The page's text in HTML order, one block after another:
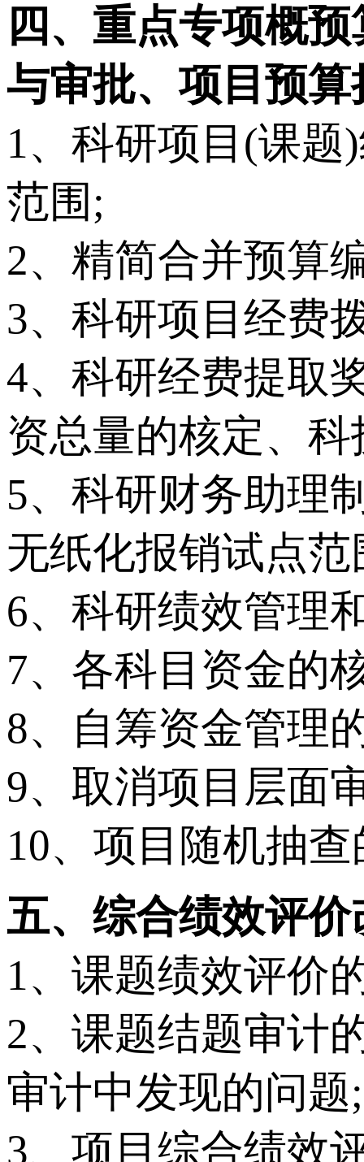
四、重点专项概
与审批、项目预
1、科研项目(课
范围;
2、精简合并预算
3、科研项目经费
4、科研经费提取
资总量的核定、
5、科研财务助理
无纸化报销试点
6、科研绩效管理
7、各科目资金的
8、自筹资金管理
9、取消项目层面
10、项目随机抽
五、综合绩效评
1、课题绩效评价
2、课题结题审计
审计中发现的问题;
3、项目综合绩效